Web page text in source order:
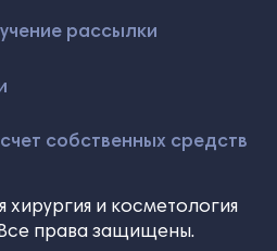
рассылки
собственных средств
хирургия и косметология
права защищены.